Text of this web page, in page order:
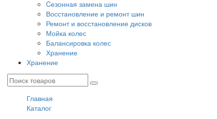
Cезонная замена шин
Восстановление и ремонт шин
Ремонт и восстановление дисков
Мойка колес
Балансировка колес
Хранение
Хранение
Главная
Каталог